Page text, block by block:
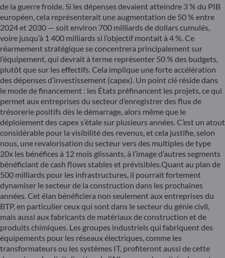
de la guerre froide. Si les dépenses devaient atteindre 3 % du PIB
européen, cela représenterait une augmentation de 50 % entre
2024 et 2030 — soit environ 700 milliards de dollars cumulés,
voire jusqu’à 1 400 milliards si l’objectif montait à 4 %. Ce
réarmement stratégique se concentrera principalement sur
l’équipement, qui devrait à terme représenter 50 % des budgets,
plutôt que sur les effectifs. Cela implique une forte accélération
des dépenses d’investissement (capex). Un point clé réside dans
le mode de financement : les États préfinancent les projets, ce qui
permet aux entreprises du secteur d’enregistrer des flux de
trésorerie positifs dès le démarrage, alors même que le
déploiement des capex s’étale sur plusieurs années. C’est un atout
considérable pour la visibilité des revenus, et cela justifie, selon
nous, une revalorisation du secteur vers des multiples de type
20x les bénéfices à 12 mois glissants, à l’image d’autres segments
bénéficiant de cash flows stables et prévisibles.Quant au plan de
500 milliards pour les infrastructures, il pourrait fortement
dynamiser le secteur de la construction dans les prochaines
années. Cet élan bénéficiera non seulement aux entreprises du
BTP, en particulier ceux qui sont dans le secteur du génie civil,
mais aussi aux fabricants de matériaux de construction et de
produits chimiques. Les groupes industriels qui fabriquent des
équipements pour les réseaux électriques, comme les
transformateurs ou les systèmes IT, profiteront aussi de cette